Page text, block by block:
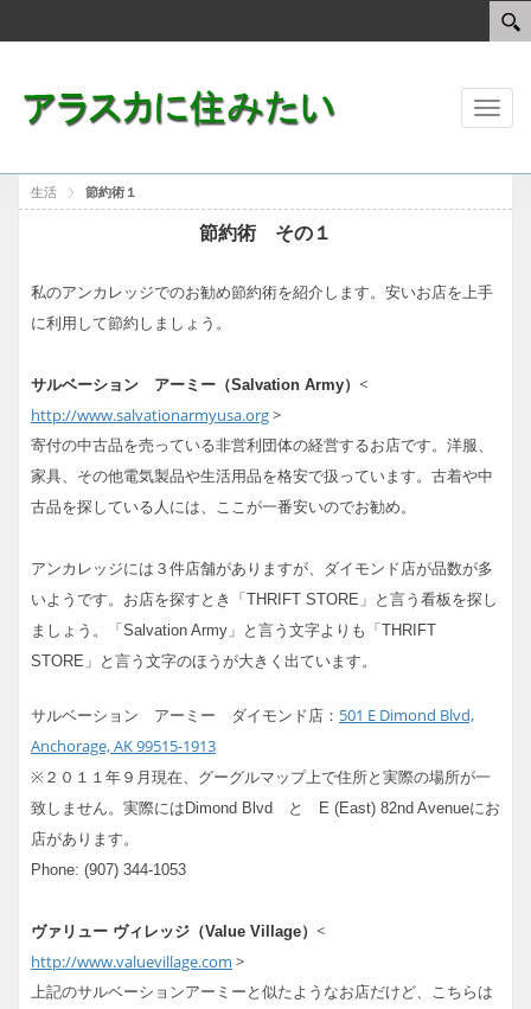
Toggle
生活 節約術１
節約術 その１
私のアンカレッジでのお勧め節約術を紹介します。安いお店を上手
に利用して節約しましょう。
サルベーション アーミー（Salvation Army） <
http://www.salvationarmyusa.org>
寄付の中古品を売っている非営利団体の経営するお店です。洋服、
家具、その他電気製品や生活用品を格安で扱っています。古着や中
古品を探している人には、ここが一番安いのでお勧め。
アンカレッジには３件店舗がありますが、ダイモンド店が品数が多
いようです。お店を探すとき「THRIFT STORE」と言う看板を探し
ましょう。「Salvation Army」と言う文字よりも「THRIFT
STORE」と言う文字のほうが大きく出ています。
サルベーション アーミー ダイモンド店： 501 E Dimond Blvd,
Anchorage, AK 99515-1913
※２０１１年９月現在、グーグルマップ上で住所と実際の場所が一
致しません。実際にはDimond Blvd と E (East) 82nd Avenueにお
店があります。
Phone: (907) 344-1053
ヴァリュー ヴィレッジ（Value Village） <
http://www.valuevillage.com >
上記のサルベーションアーミーと似たようなお店だけど、こちらは